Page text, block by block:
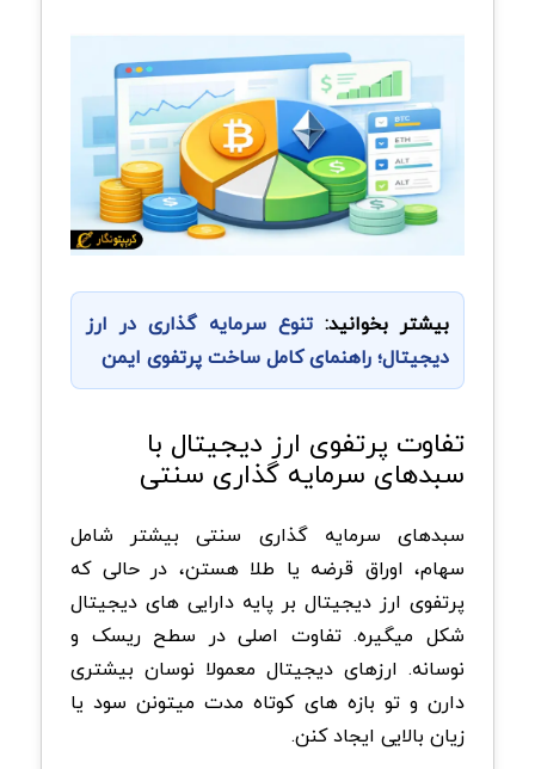
بیشتر بخوانید:تنوع سرمایه گذاری در ارز
دیجیتال؛ راهنمای کامل ساخت پرتفوی ایمن
تفاوت پرتفوی ارز دیجیتال با
سبدهای سرمایه گذاری سنتی
سبدهای سرمایه گذاری سنتی بیشتر شامل
سهام، اوراق قرضه یا طلا هستن، در حالی که
پرتفوی ارز دیجیتال بر پایه دارایی های دیجیتال
شکل میگیره. تفاوت اصلی در سطح ریسک و
نوسانه. ارزهای دیجیتال معمولا نوسان بیشتری
دارن و تو بازه های کوتاه مدت میتونن سود یا
زیان بالایی ایجاد کنن.